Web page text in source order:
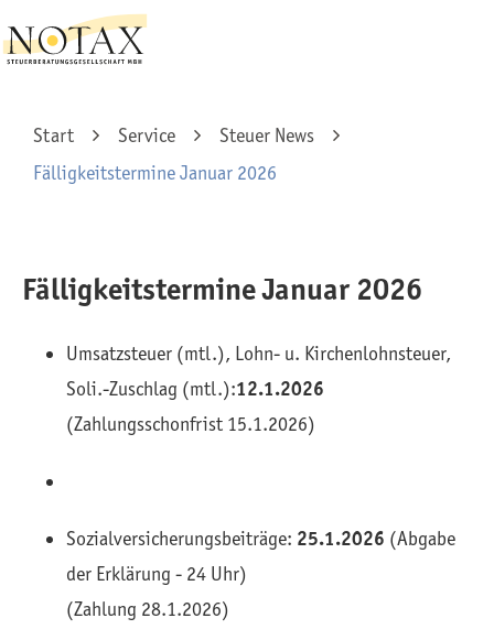
Start Service
Steuer News
Fälligkeitstermine Januar 2026
Fälligkeitstermine Januar 2026
Umsatzsteuer (mtl.), Lohn- u. Kirchenlohnsteuer,
Soli.-Zuschlag (mtl.):12.1.2026
(Zahlungsschonfrist 15.1.2026)
Sozialversicherungsbeiträge: 25.1.2026 (Abgabe
der Erklärung - 24 Uhr)
(Zahlung 28.1.2026)